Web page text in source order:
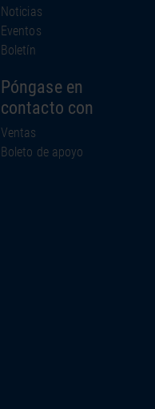
Noticias
Eventos
Boletín
Póngase en
contacto con
Ventas
Boleto de apoyo